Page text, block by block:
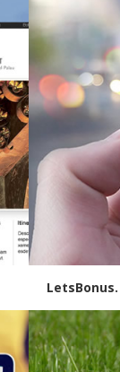
LetsBonus